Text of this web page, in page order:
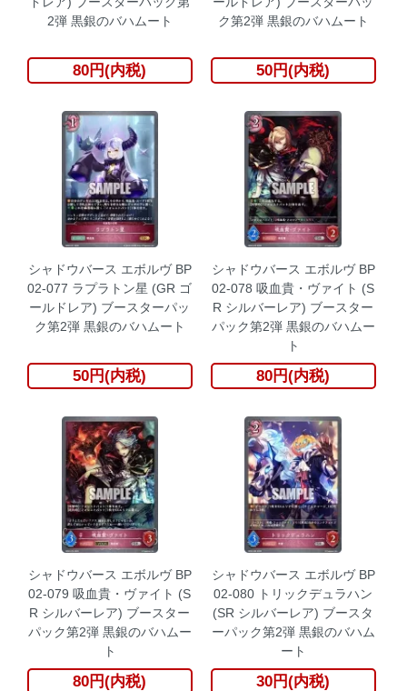
2弾 黒銀のバハムート
80円(内税)
ク第2弾 黒銀のバハムート
50円(内税)
シャドウバース エボルヴ BP
02-077 ラプラトン星 (GR ゴ
ールドレア) ブースターパッ
ク第2弾 黒銀のバハムート
50円(内税)
シャドウバース エボルヴ BP
02-078 吸血貴・ヴァイト (S
R シルバーレア) ブースター
パック第2弾 黒銀のバハムー
ト
80円(内税)
シャドウバース エボルヴ BP
02-079 吸血貴・ヴァイト (S
R シルバーレア) ブースター
パック第2弾 黒銀のバハムー
ト
80円(内税)
シャドウバース エボルヴ BP
02-080 トリックデュラハン
(SR シルバーレア) ブースタ
ーパック第2弾 黒銀のバハム
ート
30円(内税)